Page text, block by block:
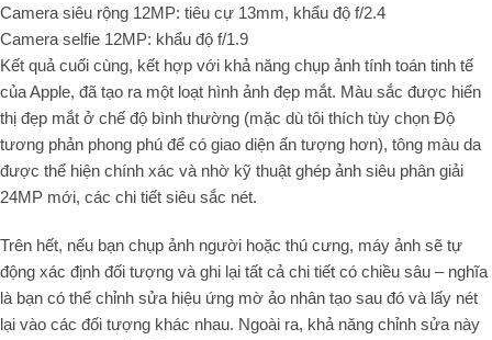
Camera siêu rộng 12MP: tiêu cự 13mm, khẩu độ f/2.4
Camera selfie 12MP: khẩu độ f/1.9
Kết quả cuối cùng, kết hợp với khả năng chụp ảnh tính toán tinh tế
của Apple, đã tạo ra một loạt hình ảnh đẹp mắt. Màu sắc được hiển
thị đẹp mắt ở chế độ bình thường (mặc dù tôi thích tùy chọn Độ
tương phản phong phú để có giao diện ấn tượng hơn), tông màu da
được thể hiện chính xác và nhờ kỹ thuật ghép ảnh siêu phân giải
24MP mới, các chi tiết siêu sắc nét.
Trên hết, nếu bạn chụp ảnh người hoặc thú cưng, máy ảnh sẽ tự
động xác định đối tượng và ghi lại tất cả chi tiết có chiều sâu – nghĩa
là bạn có thể chỉnh sửa hiệu ứng mờ ảo nhân tạo sau đó và lấy nét
lại vào các đối tượng khác nhau. Ngoài ra, khả năng chỉnh sửa này